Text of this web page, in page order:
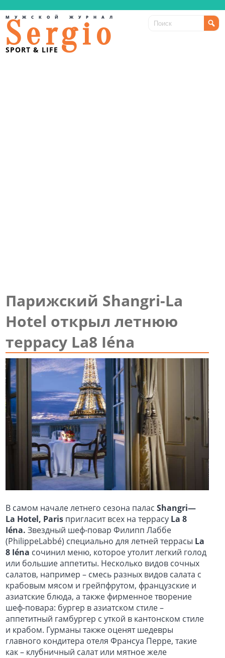
Sergio
SPORT & LIFE
МУЖСКОЙ ЖУРНАЛ
Парижский Shangri-La
Hotel открыл летнюю
террасу La8 Iéna
В самом начале летнего сезона паласShangri—
La Hotel, Paris пригласит всех на террасу La 8
Iéna.Звездный шеф-повар Филипп Лаббе
(PhilippeLabbé) специально для летней террасы La
8 Iéna сочинил меню, которое утолит легкий голод
или большие аппетиты. Несколько видов сочных
салатов, например – смесь разных видов салата с
крабовым мясом и грейпфрутом, французские и
азиатские блюда, а также фирменное творение
шеф-повара: бургер в азиатском стиле –
аппетитный гамбургер с уткой в кантонском стиле
и крабом. Гурманы также оценят шедевры
главного кондитера отеля Франсуа Перре, такие
как – клубничный салат или мятное желе